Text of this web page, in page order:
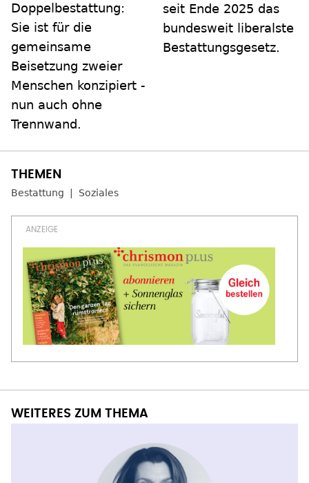
Doppelbestattung:
Sie ist für die
gemeinsame
Beisetzung zweier
Menschen konzipiert -
nun auch ohne
Trennwand.
seit Ende 2025 das
bundesweit liberalste
Bestattungsgesetz.
Bestattung Soziales
WEITERES ZUM THEMA